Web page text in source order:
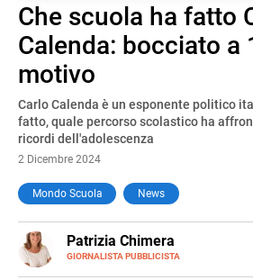
Che scuola ha fatto
Calenda: bocciato a
motivo
Carlo Calenda è un esponente politico
fatto, quale percorso scolastico ha
ricordi dell'adolescenza
2 Dicembre 2024
Mondo Scuola News
Patrizia Chimera
GIORNALISTA PUBBLICISTA
E-
MAIL
LINKEDIN